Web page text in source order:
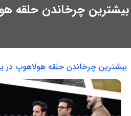
بیشترین چرخاندن حلقه
بیشترین چرخاندن حلقه هولاهوپ در